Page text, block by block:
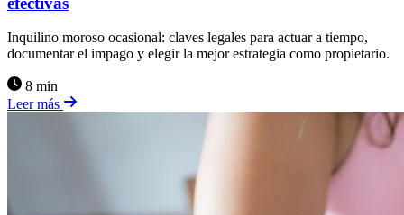
Inquilino moroso ocasional: claves legales para actuar a tiempo,
documentar el impago y elegir la mejor estrategia como propietario.
8 min
Leer más